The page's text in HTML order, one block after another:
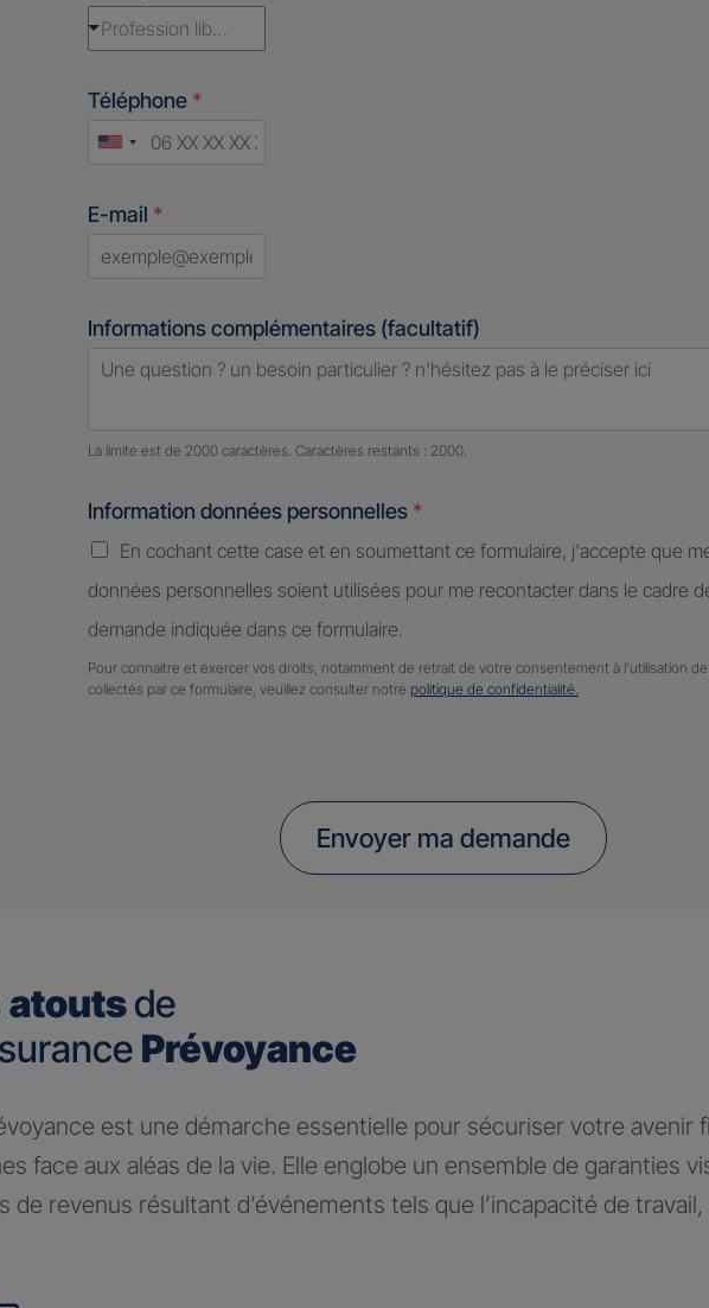
Profession libérale
Téléphone *
United
E-mail *
Informations complémentaires (facultatif)
Nombre de caractères restants : 2000 caractères restants
La limite est de 2000 caractères. Caractères restants : 2000.
Information données personnelles *
En cochant cette case et en soumettant ce formulaire, j'accepte que
données personnelles soient utilisées pour me recontacter dans le cadre
demande indiquée dans ce formulaire.
Pour connaitre et exercer vos droits, notamment de retrait de votre consentement à l'utilisation
collectés par ce formulaire, veuillez consulter notre politique de confidentialité.
Envoyer ma demande
atoutsde
Prévoyance
est une démarche essentielle pour sécuriser votre avenir
face aux aléas de la vie. Elle englobe un ensemble de garanties
de revenus résultant d’événements tels que l’incapacité de travail,